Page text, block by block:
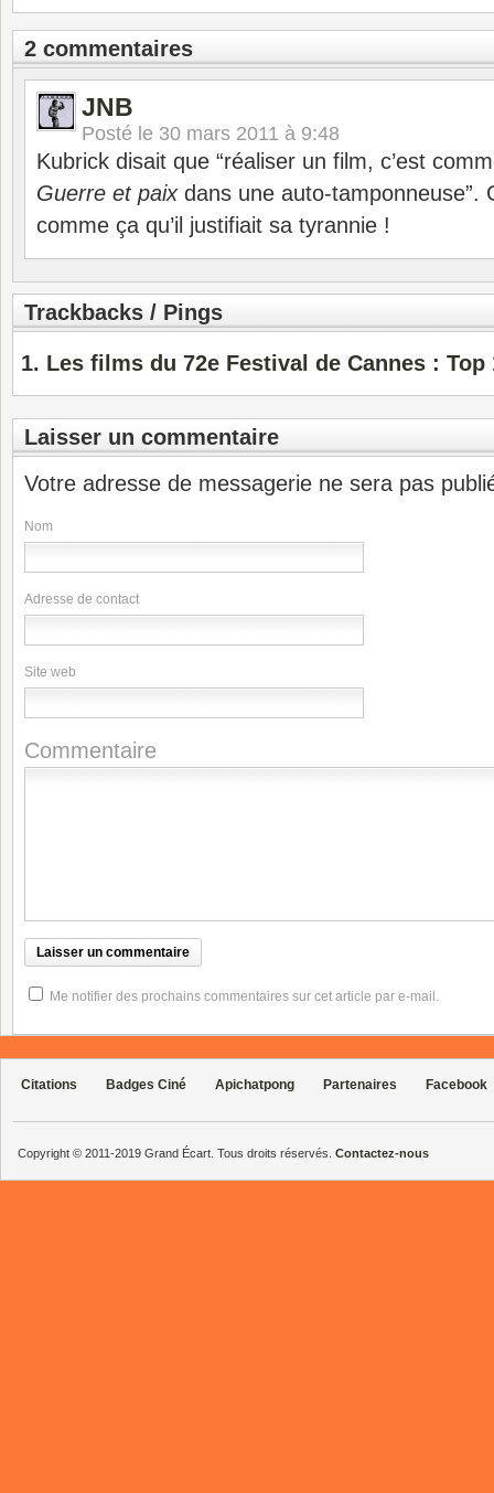
2 commentaires
JNB
Posté le 30 mars 2011 à 9:48
Kubrick disait que “réaliser un film, c’est
Guerre et paixdans une auto-tamponneuse”.
comme ça qu’il justifiait sa tyrannie !
Trackbacks / Pings
Les films du 72e Festival de Cannes : Top
Laisser un commentaire
Votre adresse de messagerie ne sera pas
Nom
Adresse de contact
Site web
Commentaire
Me notifier des prochains commentaires sur cet article par e-mail.
Citations Badges Ciné Apichatpong Partenaires Facebook
Copyright © 2011-2019 Grand Écart. Tous droits réservés. Contactez-nous